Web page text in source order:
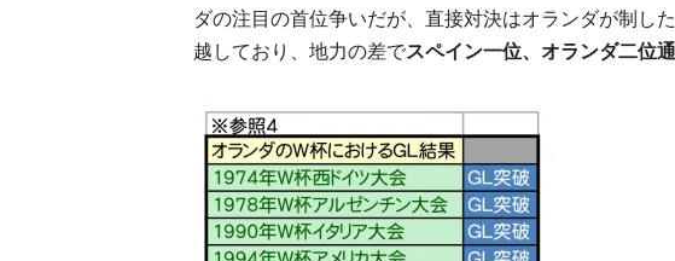
ダの注目の首位争いだが、直接対決はオランダが制し
越しており、地力の差でスペイン一位、オランダ二位